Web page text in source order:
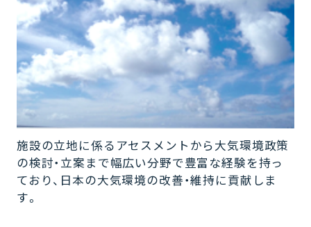
施設の立地に係るアセスメントから大気環境政策
の検討・立案まで幅広い分野で豊富な経験を持っ
ており、日本の大気環境の改善・維持に貢献しま
す。